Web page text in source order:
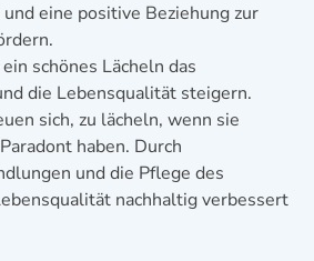
eine positive Beziehung zur
schönes Lächeln das
die Lebensqualität steigern.
sich, zu lächeln, wenn sie
haben. Durch
und die Pflege des
nachhaltig verbessert